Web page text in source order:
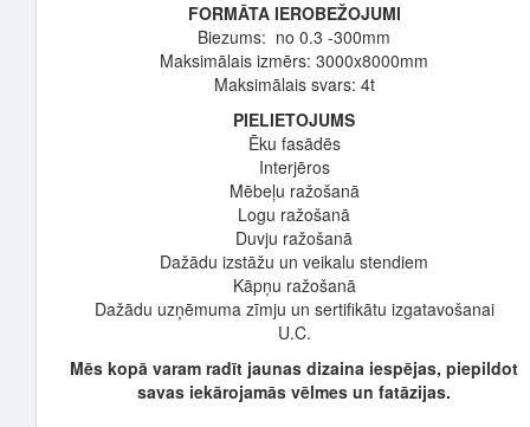
FORMĀTA IEROBEŽOJUMI
Biezums: no 0.3 -300mm
Maksimālais izmērs: 3000x8000mm
Maksimālais svars: 4t
PIELIETOJUMS
Ēku fasādēs
Interjēros
Mēbeļu ražošanā
Logu ražošanā
Duvju ražošanā
Dažādu izstāžu un veikalu stendiem
Kāpņu ražošanā
Dažādu uzņēmuma zīmju un sertifikātu izgatavošanai
U.C.
Mēs kopā varam radīt jaunas dizaina iespējas, piepildot
savas iekārojamās vēlmes un fatāzijas.